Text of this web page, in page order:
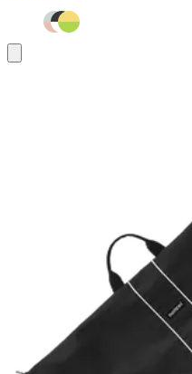
au